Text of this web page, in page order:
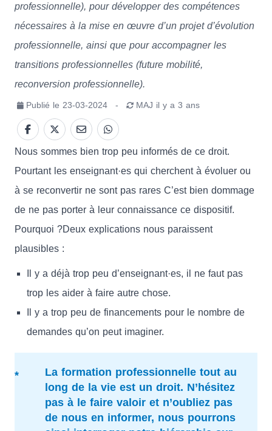
professionnelle), pour développer des compétences
nécessaires à la mise en œuvre d’un projet d’évolution
professionnelle, ainsi que pour accompagner les
transitions professionnelles (future mobilité,
reconversion professionnelle).
Publié le 23-03-2024 - MAJ il y a 3 ans
Nous sommes bien trop peu informés de ce droit.
Pourtant les enseignant·es qui cherchent à évoluer ou
à se reconvertir ne sont pas rares C’est bien dommage
de ne pas porter à leur connaissance ce dispositif.
Pourquoi ?Deux explications nous paraissent
plausibles :
Il y a déjà trop peu d’enseignant·es, il ne faut pas
trop les aider à faire autre chose.
Il y a trop peu de financements pour le nombre de
demandes qu’on peut imaginer.
La formation professionnelle tout au
long de la vie est un droit. N’hésitez
pas à le faire valoir et n’oubliez pas
de nous en informer, nous pourrons